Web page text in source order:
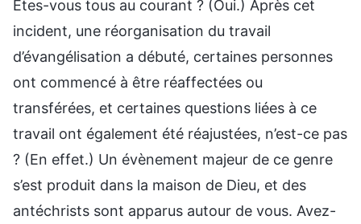
Êtes-vous tous au courant ? (Oui.) Après cet
incident, une réorganisation du travail
d’évangélisation a débuté, certaines personnes
ont commencé à être réaffectées ou
transférées, et certaines questions liées à ce
travail ont également été réajustées, n’est-ce pas
? (En effet.) Un évènement majeur de ce genre
s’est produit dans la maison de Dieu, et des
antéchrists sont apparus autour de vous. Avez-